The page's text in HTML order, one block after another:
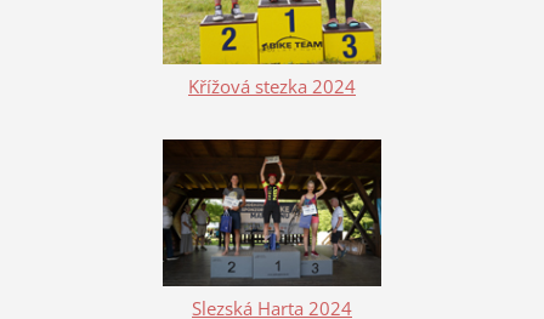
Křížová stezka 2024
Slezská Harta 2024